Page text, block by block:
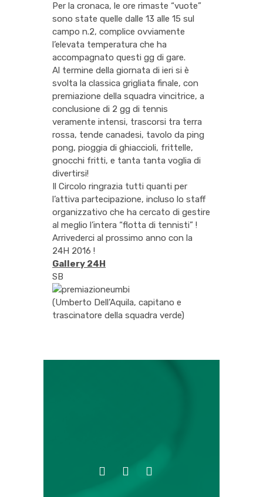
Per la cronaca, le ore rimaste “vuote”
sono state quelle dalle 13 alle 15 sul
campo n.2, complice ovviamente
l’elevata temperatura che ha
accompagnato questi gg di gare.
Al termine della giornata di ieri si è
svolta la classica grigliata finale, con
premiazione della squadra vincitrice, a
conclusione di 2 gg di tennis
veramente intensi, trascorsi tra terra
rossa, tende canadesi, tavolo da ping
pong, pioggia di ghiaccioli, frittelle,
gnocchi fritti, e tanta tanta voglia di
divertirsi!
Il Circolo ringrazia tutti quanti per
l’attiva partecipazione, incluso lo staff
organizzativo che ha cercato di gestire
al meglio l’intera “flotta di tennisti” !
Arrivederci al prossimo anno con la
24H 2016 !
Gallery 24H
SB
(Umberto Dell’Aquila, capitano e
trascinatore della squadra verde)